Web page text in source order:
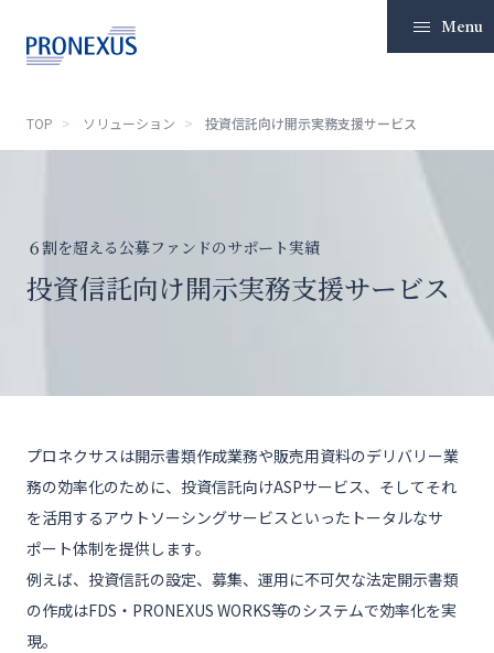
Menu
ソリューション
採用
お問い合わせ
公式X
EN
TOP ソリューション 投資信託向け開示実務支援サービス
６割を超える公募ファンドのサポート実績
投資信託向け開示実務支援サービス
プロネクサスは開示書類作成業務や販売用資料のデリバリー業
務の効率化のために、投資信託向けASPサービス、そしてそれ
を活用するアウトソーシングサービスといったトータルなサ
ポート体制を提供します。
例えば、投資信託の設定、募集、運用に不可欠な法定開示書類
の作成はFDS・PRONEXUS WORKS等のシステムで効率化を実
現。